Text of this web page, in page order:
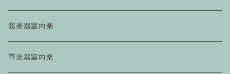
弦楽器室内楽
管楽器室内楽